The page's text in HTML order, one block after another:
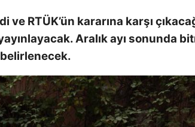
ve RTÜK’ün kararına karşı
Aralık ayı sonunda